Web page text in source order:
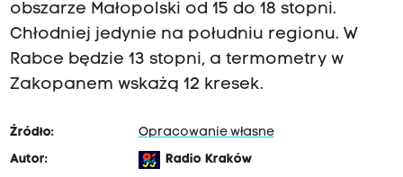
obszarze Małopolski od 15 do 18 stopni.
Chłodniej jedynie na południu regionu. W
Rabce będzie 13 stopni, a termometry w
Zakopanem wskażą 12 kresek.
Źródło:
Opracowanie własne
Autor:
Radio Kraków